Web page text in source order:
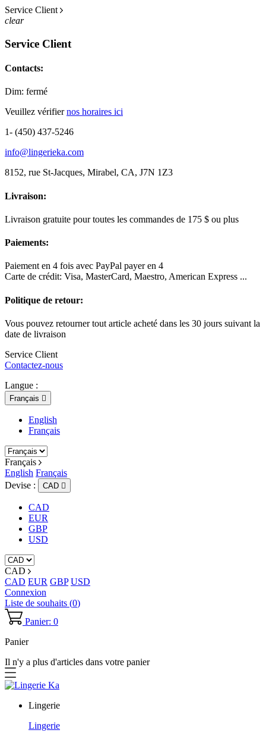
Service Client
clear
Service Client
Contacts:
Dim: fermé
Veuillez vérifiernos horaires ici
1- (450) 437-5246
info@lingerieka.com
8152, rue St-Jacques, Mirabel, CA, J7N 1Z3
Livraison:
Livraison gratuite pour toutes les commandes de 175 $ ou plus
Paiements:
Paiement en 4 fois avec PayPal payer en 4
Carte de crédit: Visa, MasterCard, Maestro, American Express ...
Politique de retour:
Vous pouvez retourner tout article acheté dans les 30 jours suivant la
date de livraison
Service Client
Contactez-nous
Langue :
Français 
English
Français
Français
English Français
Devise :
CAD 
CAD
EUR
GBP
USD
CAD
CAD EUR GBP USD
Connexion
Liste de souhaits (0)
Panier: 0
Panier
Il n'y a plus d'articles dans votre panier
Lingerie
Lingerie